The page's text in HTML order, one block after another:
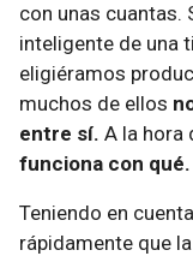
con unas cuantas.
inteligente de una
eligiéramos
muchos de ellos
entre sí. A la hora
funciona con qué.
Teniendo en
rápidamente que